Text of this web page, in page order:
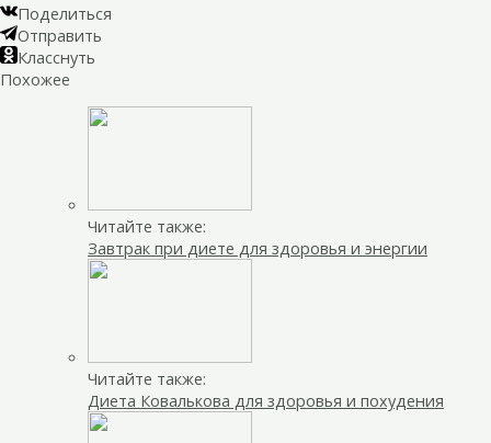
Поделиться
Отправить
Класснуть
Похожее
Читайте также:
Завтрак при диете для здоровья и энергии
Читайте также:
Диета Ковалькова для здоровья и похудения